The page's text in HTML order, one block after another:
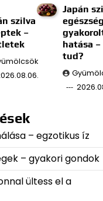
szilva
–
Japán
hatása
tud?
– egzotikus íz
– gyakori gondok
ültess el a